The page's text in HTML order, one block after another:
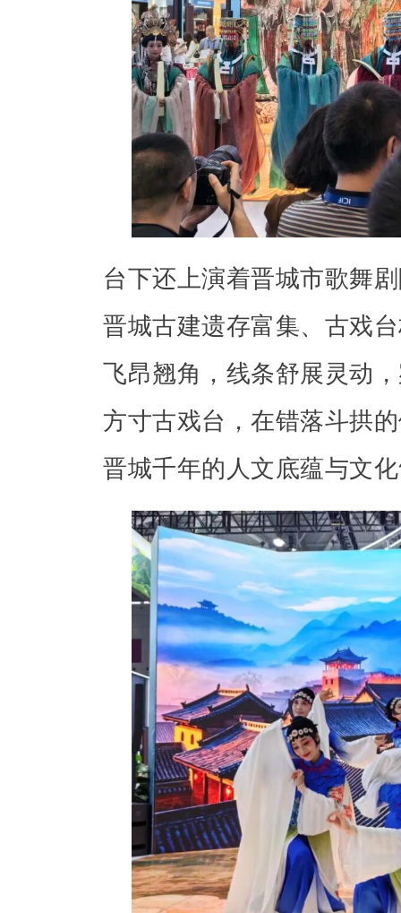
台下还上演着晋城市歌舞
晋城古建遗存富集、古戏
飞昂翘角，线条舒展灵动
方寸古戏台，在错落斗拱
晋城千年的人文底蕴与文